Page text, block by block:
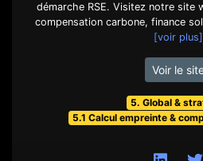
démarche RSE. Visitez notre site
compensation carbone, finance
[voir plus]
Voir le
5. Global &
5.1 Calcul empreinte &